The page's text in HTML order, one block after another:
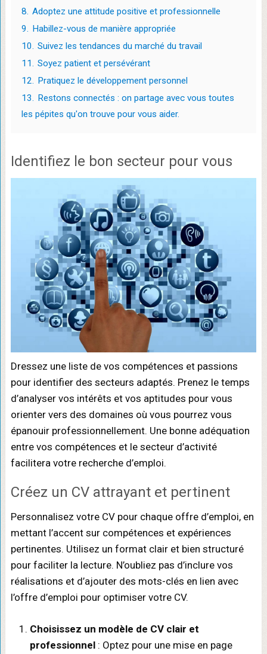
8. Adoptez une attitude positive et professionnelle
9. Habillez-vous de manière appropriée
10. Suivez les tendances du marché du travail
11. Soyez patient et persévérant
12. Pratiquez le développement personnel
13. Restons connectés : on partage avec vous toutes
les pépites qu'on trouve pour vous aider.
Identifiez le bon secteur pour vous
Dressez une liste de vos compétences et passions
pour identifier des secteurs adaptés. Prenez le temps
d’analyser vos intérêts et vos aptitudes pour vous
orienter vers des domaines où vous pourrez vous
épanouir professionnellement. Une bonne adéquation
entre vos compétences et le secteur d’activité
facilitera votre recherche d’emploi.
Créez un CV attrayant et pertinent
Personnalisez votre CV pour chaque offre d’emploi, en
mettant l’accent sur compétences et expériences
pertinentes. Utilisez un format clair et bien structuré
pour faciliter la lecture. N’oubliez pas d’inclure vos
réalisations et d’ajouter des mots-clés en lien avec
l’offre d’emploi pour optimiser votre CV.
Choisissez un modèle de CV clair et
professionnel: Optez pour une mise en page